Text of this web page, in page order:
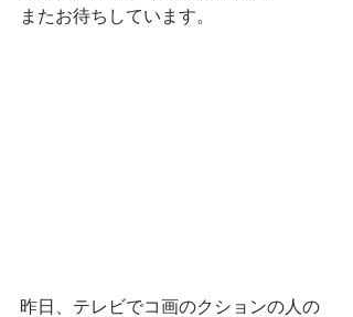
またお待ちしています。
昨日、テレビでコ画のクションの人の